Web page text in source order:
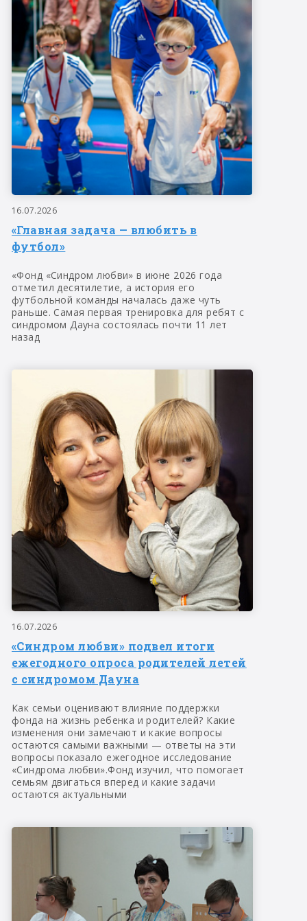
16.07.2026
«Главная задача — влюбить в
футбол»
«Фонд «Синдром любви» в июне 2026 года
отметил десятилетие, а история его
футбольной команды началась даже чуть
раньше. Самая первая тренировка для ребят с
синдромом Дауна состоялась почти 11 лет
назад
16.07.2026
«Синдром любви» подвел итоги
ежегодного опроса родителей летей
с синдромом Дауна
Как семьи оценивают влияние поддержки
фонда на жизнь ребенка и родителей? Какие
изменения они замечают и какие вопросы
остаются самыми важными — ответы на эти
вопросы показало ежегодное исследование
«Синдрома любви».Фонд изучил, что помогает
семьям двигаться вперед и какие задачи
остаются актуальными